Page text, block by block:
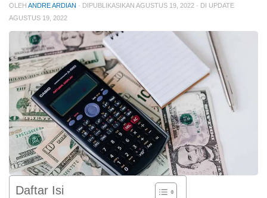
OLEH ANDRE ARDIAN · DIPUBLIKASIKAN AGUSTUS 19, 2022 · DI UPDATE
AGUSTUS 19, 2022
Daftar Isi